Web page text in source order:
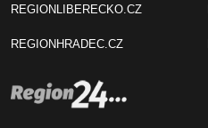
REGIONLIBERECKO.CZ
REGIONHRADEC.CZ